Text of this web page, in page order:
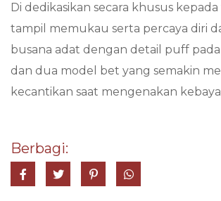
Di dedikasikan secara khusus
tampil memukau serta percaya diri
busana adat dengan detail puff
dan dua model bet yang semakin
kecantikan saat mengenakan
Berbagi:
Share on Facebook
Tweet Pin it Share on